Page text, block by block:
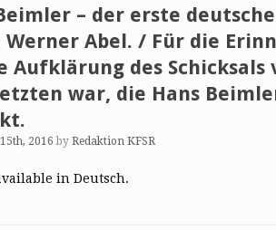
– der erste
Werner Abel. / Für die
Aufklärung des Schicksals
war, die Hans
2016 by Redaktion KFSR
in Deutsch.